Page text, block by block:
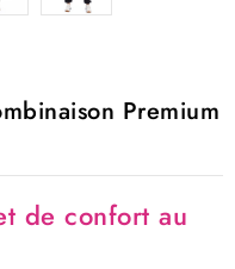
Premium
de confort au